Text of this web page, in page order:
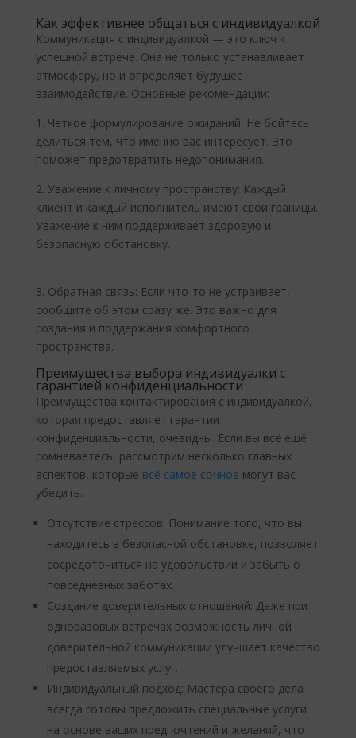
Как эффективнее общаться с индивидуалкой
Коммуникация с индивидуалкой — это ключ к
успешной встрече. Она не только устанавливает
атмосферу, но и определяет будущее
взаимодействие. Основные рекомендации:
1. Четкое формулирование ожиданий: Не бойтесь
делиться тем, что именно вас интересует. Это
поможет предотвратить недопонимания.
2. Уважение к личному пространству: Каждый
клиент и каждый исполнитель имеют свои границы.
Уважение к ним поддерживает здоровую и
безопасную обстановку.
3. Обратная связь: Если что-то не устраивает,
сообщите об этом сразу же. Это важно для
создания и поддержания комфортного
пространства.
Преимущества выбора индивидуалки с
гарантией конфиденциальности
Преимущества контактирования с индивидуалкой,
которая предоставляет гарантии
конфиденциальности, очевидны. Если вы всё ещё
сомневаетесь, рассмотрим несколько главных
аспектов, которые всё самое сочное могут вас
убедить.
Отсутствие стрессов: Понимание того, что вы
находитесь в безопасной обстановке, позволяет
сосредоточиться на удовольствии и забыть о
повседневных заботах.
Создание доверительных отношений: Даже при
одноразовых встречах возможность личной
доверительной коммуникации улучшает качество
предоставляемых услуг.
Индивидуальный подход: Мастера своего дела
всегда готовы предложить специальные услуги
на основе ваших предпочтений и желаний, что